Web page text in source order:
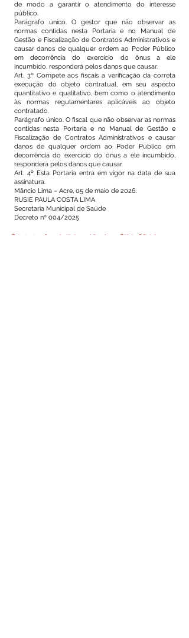
de modo a garantir o atendimento do interesse
público.
Parágrafo único. O gestor que não observar as
normas contidas nesta Portaria e no Manual de
Gestão e Fiscalização de Contratos Administrativos e
causar danos de qualquer ordem ao Poder Público
em decorrência do exercício do ônus a ele
incumbido, responderá pelos danos que causar.
Art. 3º Compete aos fiscais a verificação da correta
execução do objeto contratual, em seu aspecto
quantitativo e qualitativo, bem como o atendimento
às normas regulamentares aplicáveis ao objeto
contratado.
Parágrafo único. O fiscal que não observar as normas
contidas nesta Portaria e no Manual de Gestão e
Fiscalização de Contratos Administrativos e causar
danos de qualquer ordem ao Poder Público em
decorrência do exercício do ônus a ele incumbido,
responderá pelos danos que causar.
Art. 4º Esta Portaria entra em vigor na data de sua
assinatura.
Mâncio Lima – Acre, 05 de maio de 2026.
RUSIE PAULA COSTA LIMA
Secretaria Municipal de Saúde
Decreto nº 004/2025
Este texto não substitui o publicado no Diário Oficial, mas